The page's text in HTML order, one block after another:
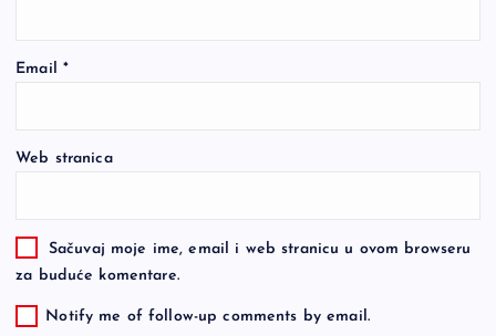
Email *
Web stranica
Sačuvaj moje ime, email i web stranicu u ovom browseru
za buduće komentare.
Notify me of follow-up comments by email.